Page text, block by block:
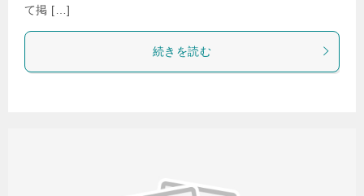
て掲 […]
続きを読む